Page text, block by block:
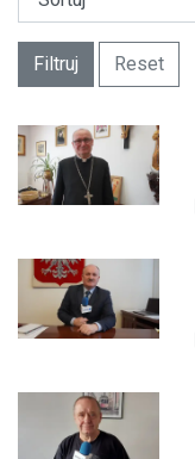
Filtruj Reset